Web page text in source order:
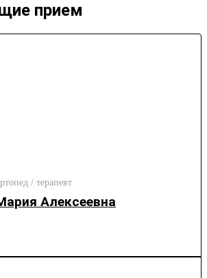
прием
/ терапевт
Алексеевна